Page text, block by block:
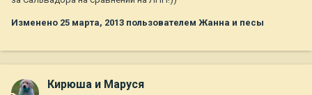
Изменено 25 марта, 2013 пользователем Жанна и песы
Кирюша и Маруся